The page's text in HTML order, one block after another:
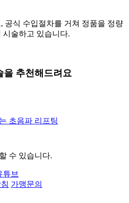
공식 수입절차를 거쳐 정품을 정량
시술하고 있습니다.
을 추천해드려요
초음파 리프팅
수 있습니다.
가맹문의